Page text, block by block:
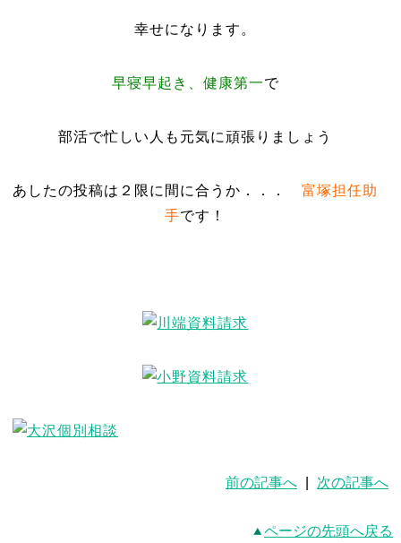
幸せになります。
早寝早起き、健康第一で
部活で忙しい人も元気に頑張りましょう
あしたの投稿は２限に間に合うか．．．富塚担任助
手です！
前の記事へ 次の記事へ
ページの先頭へ戻る